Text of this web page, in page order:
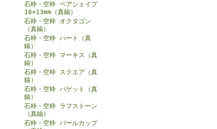
石枠・空枠 ペアシェイプ
18×13mm（真鍮）
石枠・空枠 オクタゴン
（真鍮）
石枠・空枠 ハート（真
鍮）
石枠・空枠 マーキス（真
鍮）
石枠・空枠 スクエア（真
鍮）
石枠・空枠 バゲット（真
鍮）
石枠・空枠 ラフストーン
（真鍮）
石枠・空枠 パールカップ